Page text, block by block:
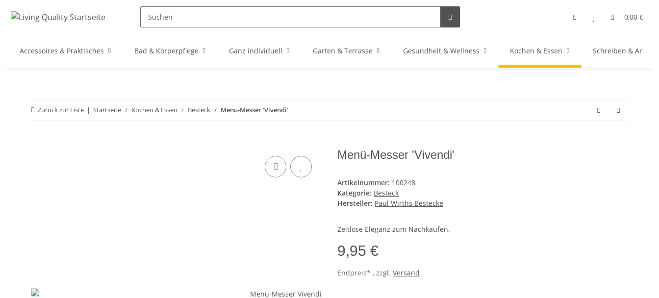
0,00 €
Accessoires & Praktisches Bad & Körperpflege Ganz individuell Garten & Terrasse Gesundheit & Wellness Kochen & Essen Schreiben &
Zurück zur Liste Startseite Kochen & Essen Besteck Menü-Messer 'Vivendi'
Menü-Messer 'Vivendi'
Artikelnummer: 100248
Kategorie: Besteck
Hersteller: Paul Wirths Bestecke
Zeitlose Eleganz zum Nachkaufen.
9,95 €
Endpreis* , zzgl. Versand